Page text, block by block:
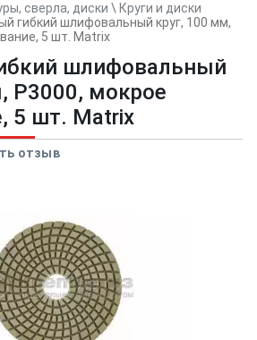
сверла, диски \ Круги и диски
гибкий шлифовальный круг, 100 мм,
5 шт. Matrix
шлифовальный
P3000, мокрое
5 шт. Matrix
отзыв